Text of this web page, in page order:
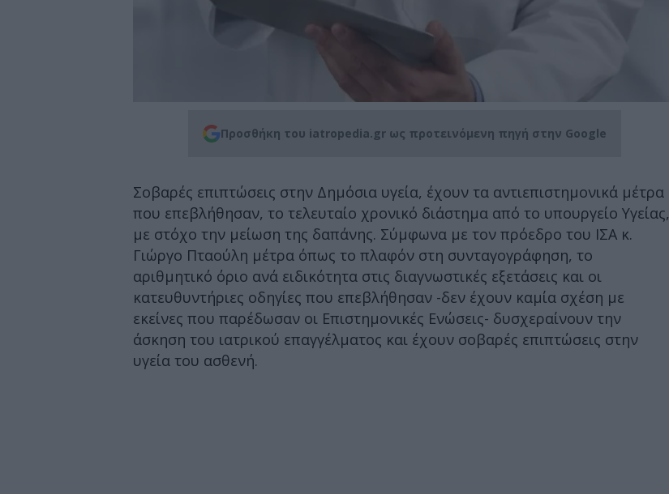
Προσθήκη του iatropedia.gr ως προτεινόμενη πηγή στην Google
Σοβαρές επιπτώσεις στην Δημόσια υγεία, έχουν τα αντιεπιστημονικά μέτρα
που επεβλήθησαν, το τελευταίο χρονικό διάστημα από το υπουργείο Υγείας,
με στόχο την μείωση της δαπάνης. Σύμφωνα με τον πρόεδρο του ΙΣΑ κ.
Γιώργο Πταούλη μέτρα όπως το πλαφόν στη συνταγογράφηση, το
αριθμητικό όριο ανά ειδικότητα στις διαγνωστικές εξετάσεις και οι
κατευθυντήριες οδηγίες που επεβλήθησαν -δεν έχουν καμία σχέση με
εκείνες που παρέδωσαν οι Επιστημονικές Ενώσεις- δυσχεραίνουν την
άσκηση του ιατρικού επαγγέλματος και έχουν σοβαρές επιπτώσεις στην
υγεία του ασθενή.